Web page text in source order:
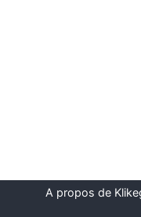
A propos de